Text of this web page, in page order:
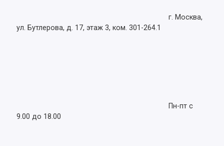
г. Москва,
ул. Бутлерова, д. 17, этаж 3, ком. 301-264.1
Пн-пт с
9.00 до 18.00